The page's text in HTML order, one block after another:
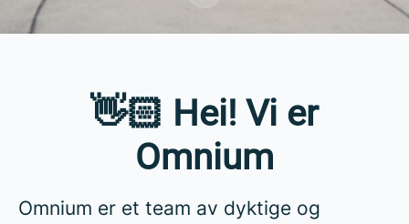
👋🏻 Hei! Vi er
Omnium
Omnium er et team av dyktige og